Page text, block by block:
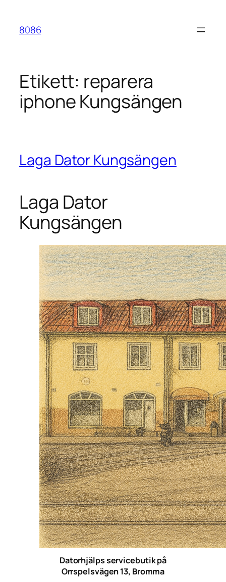
innehåll
8086
Etikett: reparera
iphone Kungsängen
Laga Dator Kungsängen
Laga Dator
Kungsängen
Datorhjälps servicebutik på
Orrspelsvägen 13, Bromma